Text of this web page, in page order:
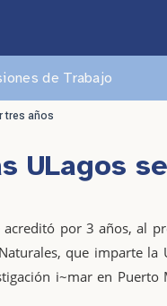
de Trabajo
tres años
ULagos
por 3 años, al
que imparte la
i~mar en